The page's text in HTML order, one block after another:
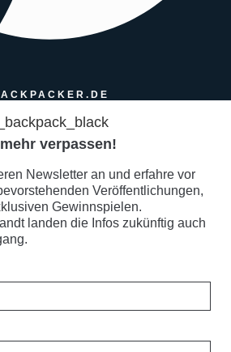
verpassen!
Newsletter an und erfahre vor
Veröffentlichungen,
Gewinnspielen.
landen die Infos zukünftig auch